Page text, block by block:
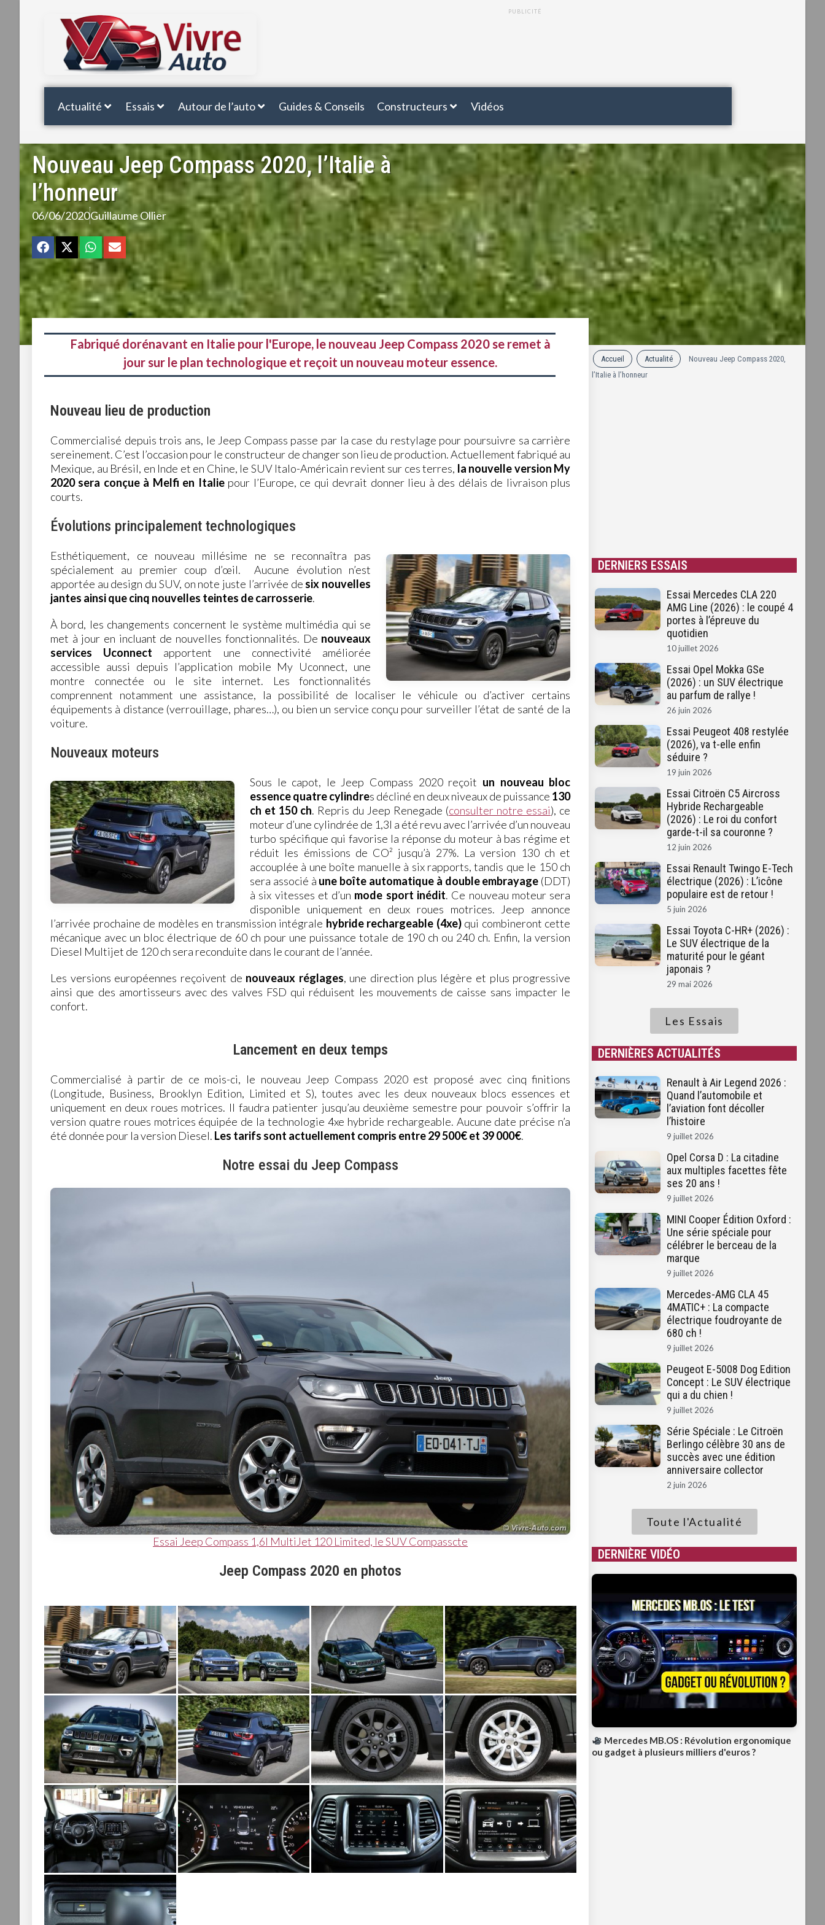
PUBLICITÉ
Actualité Essais Autour de l’auto Guides & Conseils Constructeurs Vidéos
Nouveau Jeep Compass 2020, l’Italie à
l’honneur
06/06/2020Guillaume Ollier
Fabriqué dorénavant en Italie pour l'Europe, le nouveau Jeep Compass 2020 se remet à
jour sur le plan technologique et reçoit un nouveau moteur essence.
Nouveau lieu de production
Commercialisé depuis trois ans, le Jeep Compass passe par la case du restylage pour poursuivre sa carrière
sereinement. C’est l’occasion pour le constructeur de changer son lieu de production. Actuellement fabriqué au
Mexique, au Brésil, en Inde et en Chine, le SUV Italo-Américain revient sur ces terres, la nouvelle version My
2020 sera conçue à Melfi en Italiepour l’Europe, ce qui devrait donner lieu à des délais de livraison plus
courts.
Évolutions principalement technologiques
Esthétiquement, ce nouveau millésime ne se reconnaîtra pas
spécialement au premier coup d’œil. Aucune évolution n’est
apportée au design du SUV, on note juste l’arrivée de six nouvelles
jantes ainsi que cinq nouvelles teintes de carrosserie.
À bord, les changements concernent le système multimédia qui se
met à jour en incluant de nouvelles fonctionnalités. De nouveaux
services Uconnect apportent une connectivité améliorée
accessible aussi depuis l’application mobile My Uconnect, une
montre connectée ou le site internet. Les fonctionnalités
comprennent notamment une assistance, la possibilité de localiser le véhicule ou d’activer certains
équipements à distance (verrouillage, phares…), ou bien un service conçu pour surveiller l’état de santé de la
voiture.
Nouveaux moteurs
Sous le capot, le Jeep Compass 2020 reçoit un nouveau bloc
essence quatre cylindres décliné en deux niveaux de puissance 130
ch et 150 ch. Repris du Jeep Renegade (consulter notre essai), ce
moteur d’une cylindrée de 1,3l a été revu avec l’arrivée d’un nouveau
turbo spécifique qui favorise la réponse du moteur à bas régime et
réduit les émissions de CO² jusqu’à 27%. La version 130 ch et
accouplée à une boîte manuelle à six rapports, tandis que le 150 ch
sera associé à une boîte automatique à double embrayage (DDT)
à six vitesses et d’un mode sport inédit. Ce nouveau moteur sera
disponible uniquement en deux roues motrices. Jeep annonce
l’arrivée prochaine de modèles en transmission intégrale hybride rechargeable (4xe)qui combineront cette
mécanique avec un bloc électrique de 60 ch pour une puissance totale de 190 ch ou 240 ch. Enfin, la version
Diesel Multijet de 120 ch sera reconduite dans le courant de l’année.
Les versions européennes reçoivent de nouveaux réglages, une direction plus légère et plus progressive
ainsi que des amortisseurs avec des valves FSD qui réduisent les mouvements de caisse sans impacter le
confort.
Lancement en deux temps
Commercialisé à partir de ce mois-ci, le nouveau Jeep Compass 2020 est proposé avec cinq finitions
(Longitude, Business, Brooklyn Edition, Limited et S), toutes avec les deux nouveaux blocs essences et
uniquement en deux roues motrices. Il faudra patienter jusqu’au deuxième semestre pour pouvoir s’offrir la
version quatre roues motrices équipée de la technologie 4xe hybride rechargeable. Aucune date précise n’a
été donnée pour la version Diesel. Les tarifs sont actuellement compris entre 29 500€ et 39 000€.
Notre essai du Jeep Compass
Essai Jeep Compass 1,6l MultiJet 120 Limited, le SUV Compasscte
Jeep Compass 2020 en photos
Accueil Actualité
Nouveau Jeep Compass 2020,
l’Italie à l’honneur
DERNIERS ESSAIS
Essai Mercedes CLA 220
AMG Line (2026) : le coupé 4
portes à l’épreuve du
quotidien
10 juillet 2026
Essai Opel Mokka GSe
(2026) : un SUV électrique
au parfum de rallye !
26 juin 2026
Essai Peugeot 408 restylée
(2026), va t-elle enfin
séduire ?
19 juin 2026
Essai Citroën C5 Aircross
Hybride Rechargeable
(2026) : Le roi du confort
garde-t-il sa couronne ?
12 juin 2026
Essai Renault Twingo E-Tech
électrique (2026) : L’icône
populaire est de retour !
5 juin 2026
Essai Toyota C-HR+ (2026) :
Le SUV électrique de la
maturité pour le géant
japonais ?
29 mai 2026
Les Essais
DERNIÈRES ACTUALITÉS
Renault à Air Legend 2026 :
Quand l’automobile et
l’aviation font décoller
l’histoire
9 juillet 2026
Opel Corsa D : La citadine
aux multiples facettes fête
ses 20 ans !
9 juillet 2026
MINI Cooper Édition Oxford :
Une série spéciale pour
célébrer le berceau de la
marque
9 juillet 2026
Mercedes-AMG CLA 45
4MATIC+ : La compacte
électrique foudroyante de
680 ch !
9 juillet 2026
Peugeot E-5008 Dog Edition
Concept : Le SUV électrique
qui a du chien !
9 juillet 2026
Série Spéciale : Le Citroën
Berlingo célèbre 30 ans de
succès avec une édition
anniversaire collector
2 juin 2026
Toute l'Actualité
DERNIÈRE VIDÉO
Mercedes MB.OS : Révolution ergonomique
ou gadget à plusieurs milliers d'euros ?